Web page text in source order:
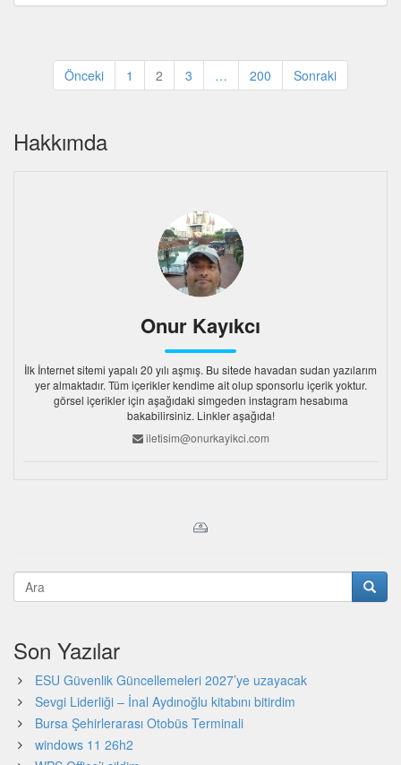
Yazı
sayfalandırması
Önceki 1 2 3 … 200 Sonraki
Hakkımda
Onur Kayıkcı
İlk İnternet sitemi yapalı 20 yılı aşmış. Bu sitede havadan sudan yazılarım
yer almaktadır. Tüm içerikler kendime ait olup sponsorlu içerik yoktur.
görsel içerikler için aşağıdaki simgeden instagram hesabıma
bakabilirsiniz. Linkler aşağıda!
iletisim@onurkayikci.com
Son Yazılar
ESU Güvenlik Güncellemeleri 2027’ye uzayacak
Sevgi Liderliği – İnal Aydınoğlu kitabını bitirdim
Bursa Şehirlerarası Otobüs Terminali
windows 11 26h2